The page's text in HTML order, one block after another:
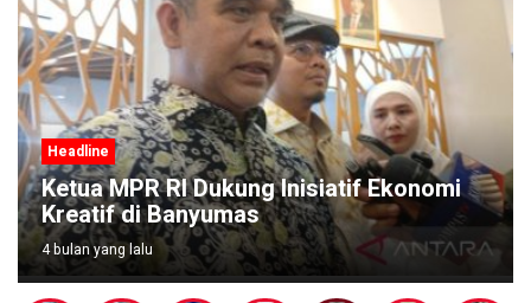
Headline
Ketua MPR RI Dukung Inisiatif Ekonomi
Kreatif di Banyumas
4 bulan yang lalu